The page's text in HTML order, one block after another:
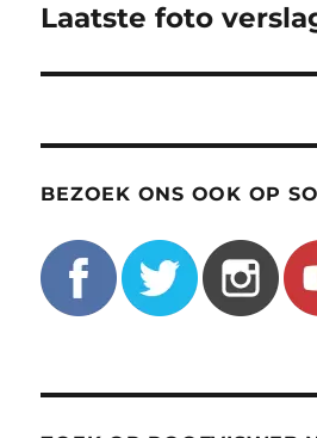
bericht:
Laatste foto
BEZOEK ONS OOK OP